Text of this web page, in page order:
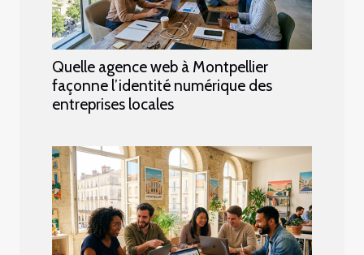
Quelle agence web à Montpellier
façonne l’identité numérique des
entreprises locales